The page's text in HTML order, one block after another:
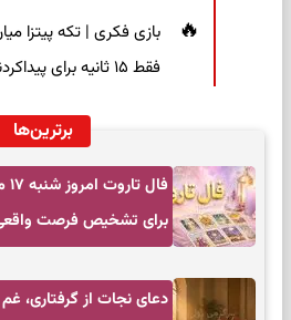
بازی فکری | تکه پیتزا
فقط ۱۵ ثانیه برای پیداکردنش وقت دارید
برترین‌ها
برای تشخیص فرصت
دعای نجات از گرفتاری،